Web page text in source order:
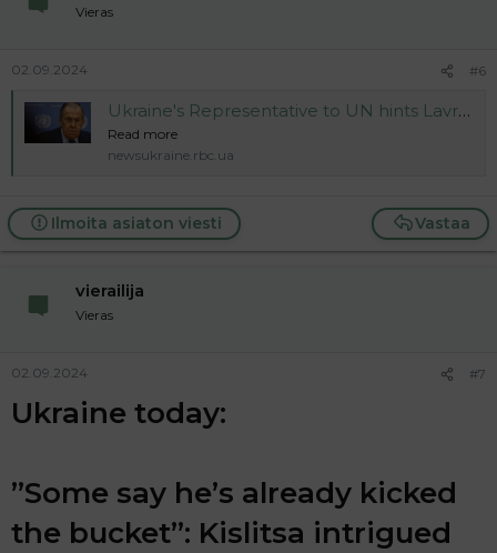
Vieras
02.09.2024 #6
Ukraine's Representative to UN hints Lavrov may have already passed away
Read more
newsukraine.rbc.ua
Vastaa
Ilmoita asiaton viesti
vierailija
Vieras
02.09.2024 #7
Ukraine today:
”Some say he’s already kicked
the bucket”: Kislitsa intrigued